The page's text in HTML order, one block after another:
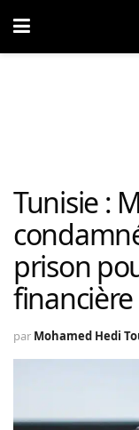
Tunisie :
prison
financière
par Mohamed Hedi